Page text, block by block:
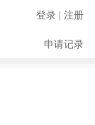
登录 | 注册
申请记录